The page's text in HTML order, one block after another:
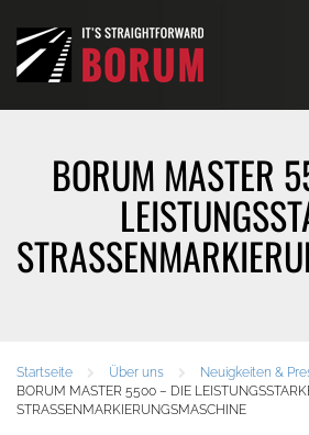
BORUM MASTER
Startseite Über uns Neuigkeiten &
BORUM MASTER 5500 – DIE
STRASSENMARKIERUNGSMASCHINE